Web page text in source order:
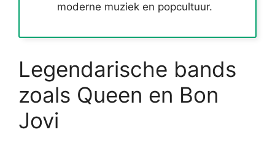
moderne muziek en popcultuur.
Legendarische bands
zoals Queen en Bon
Jovi